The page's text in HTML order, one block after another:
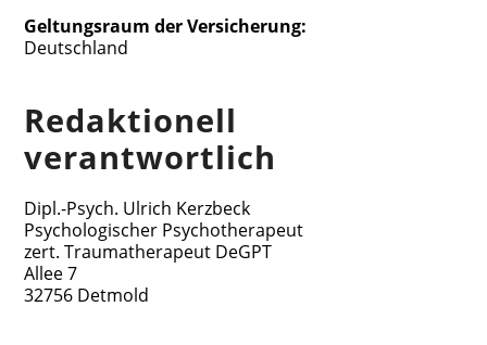
Gel­tungs­raum der Versicherung:
Deutschland
Redak­tio­nell
verantwortlich
Dipl.-Psych. Ulrich Kerzbeck
Psy­cho­lo­gi­scher Psychotherapeut
zert. Trau­ma­the­ra­peut DeGPT
Allee 7
32756 Detmold